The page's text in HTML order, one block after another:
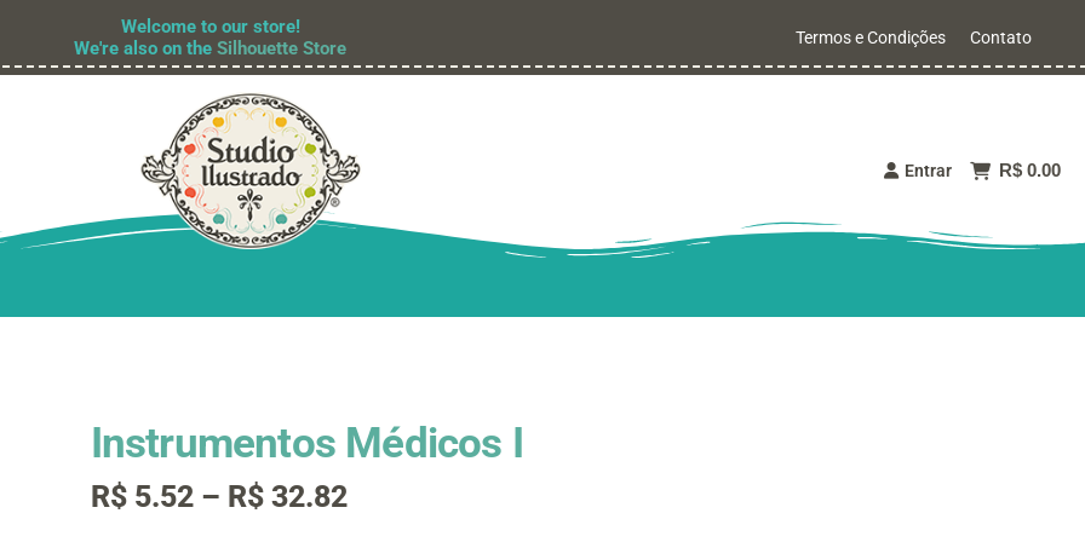
Welcome to our store!
We're also on theSilhouette Store Termos e Condições Contato
Entrar R$ 0.00
Instrumentos Médicos I
R$5.52 – R$32.82Faixa